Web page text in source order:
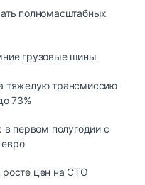
полномасштабных
грузовые шины
тяжелую трансмиссию
73%
первом полугодии с
цен на СТО